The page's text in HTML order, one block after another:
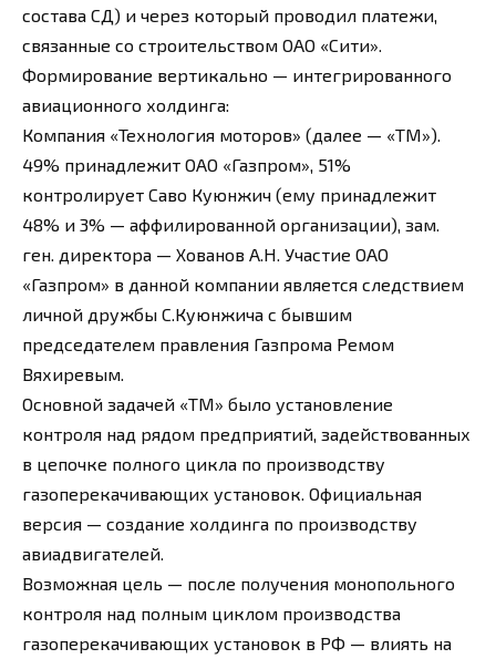
состава СД) и через который проводил платежи,
связанные со строительством ОАО «Сити».
Формирование вертикально — интегрированного
авиационного холдинга:
Компания «Технология моторов» (далее — «ТМ»).
49% принадлежит ОАО «Газпром», 51%
контролирует Саво Куюнжич (ему принадлежит
48% и 3% — аффилированной организации), зам.
ген. директора — Хованов А.Н. Участие ОАО
«Газпром» в данной компании является следствием
личной дружбы С.Куюнжича с бывшим
председателем правления Газпрома Ремом
Вяхиревым.
Основной задачей «ТМ» было установление
контроля над рядом предприятий, задействованных
в цепочке полного цикла по производству
газоперекачивающих установок. Официальная
версия — создание холдинга по производству
авиадвигателей.
Возможная цель — после получения монопольного
контроля над полным циклом производства
газоперекачивающих установок в РФ — влиять на